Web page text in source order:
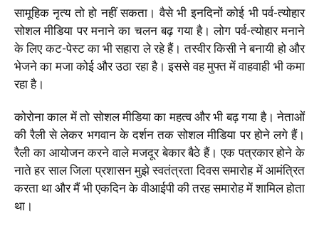
सामूहिक नृत्य तो हो नहीं सकता। वैसे भी इनदिनों कोई भी पर्व-त्योहार
सोशल मीडिया पर मनाने का चलन बढ़ गया है। लोग पर्व-त्योहार मनाने
के लिए कट-पेस्ट का भी सहारा ले रहे हैं। तस्वीर किसी ने बनायी हो और
भेजने का मजा कोई और उठा रहा है। इससे वह मुफ्त में वाहवाही भी कमा
रहा है।
कोरोना काल में तो सोशल मीडिया का महत्व और भी बढ़ गया है। नेताओं
की रैली से लेकर भगवान के दर्शन तक सोशल मीडिया पर होने लगे हैं।
रैली का आयोजन करने वाले मजदूर बेकार बैठे हैं। एक पत्रकार होने के
नाते हर साल जिला प्रशासन मुझे स्वतंत्रता दिवस समारोह में आमंत्रित
करता था और मैं भी एकदिन के वीआईपी की तरह समारोह में शामिल होता
था।